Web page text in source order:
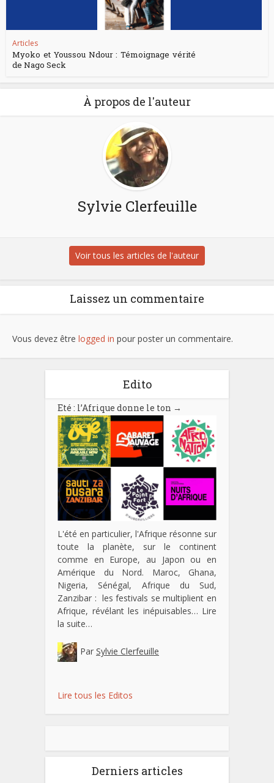
Articles
Myoko et Youssou Ndour : Témoignage vérité
de Nago Seck
À propos de l'auteur
Sylvie Clerfeuille
Voir tous les articles de l'auteur
Laissez un commentaire
Vous devez être logged in pour poster un commentaire.
Edito
Eté : l’Afrique donne le ton →
L'été en particulier, l'Afrique résonne sur
toute la planète, sur le continent
comme en Europe, au Japon ou en
Amérique du Nord. Maroc, Ghana,
Nigeria, Sénégal, Afrique du Sud,
Zanzibar : les festivals se multiplient en
Afrique, révélant les inépuisables… Lire
la suite…
Par Sylvie Clerfeuille
Lire tous les Editos
Derniers articles